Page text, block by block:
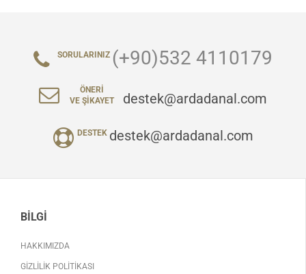
SORULARINIZ (+90)532 4110179
ÖNERI
VE ŞIKAYET
destek@ardadanal.com
DESTEK destek@ardadanal.com
BILGI
HAKKIMIZDA
GIZLILIK POLITIKASI